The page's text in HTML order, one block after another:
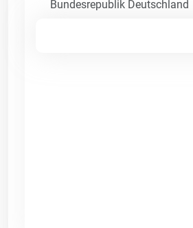
Bundesrepublik Deutschland